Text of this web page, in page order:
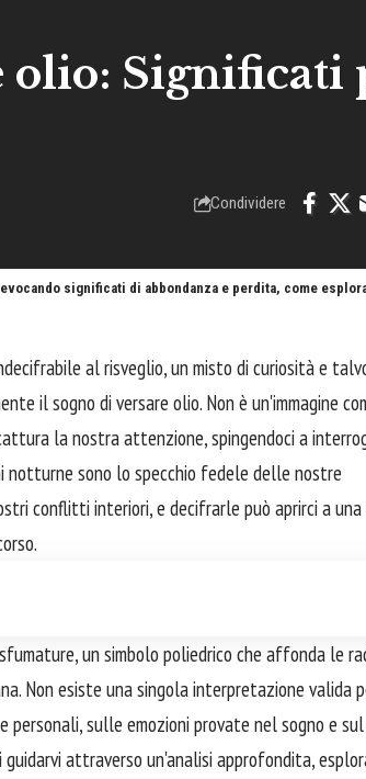
olio: Significati
Condividere
significati di abbondanza e perdita, come
al risveglio, un misto di curiosità e
il sogno di versare olio. Non è un'immagine
la nostra attenzione, spingendoci a
notturne sono lo specchio fedele delle nostre
conflitti interiori, e decifrarle può aprirci a una
un simbolo poliedrico che affonda le
Non esiste una singola interpretazione valida
personali, sulle emozioni provate nel sogno e
attraverso un'analisi approfondita,